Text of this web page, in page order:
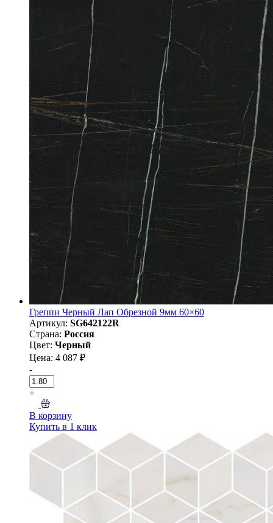
Греппи Черный Лап Обрезной 9мм 60×60
Артикул: SG642122R
Страна: Россия
Цвет: Черный
Цена: 4 087 ₽
-
+
В корзину
Купить в 1 клик